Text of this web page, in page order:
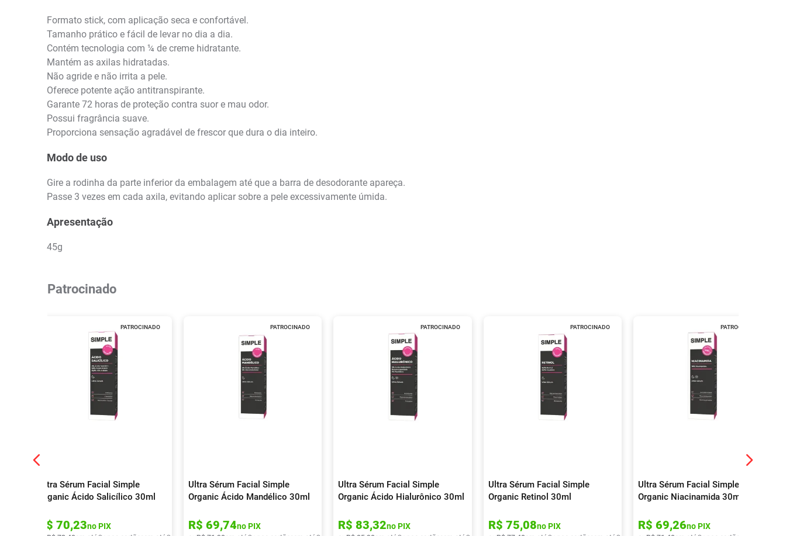
Formato stick, com aplicação seca e confortável.
Tamanho prático e fácil de levar no dia a dia.
Contém tecnologia com ¼ de creme hidratante.
Mantém as axilas hidratadas.
Não agride e não irrita a pele.
Oferece potente ação antitranspirante.
Garante 72 horas de proteção contra suor e mau odor.
Possui fragrância suave.
Proporciona sensação agradável de frescor que dura o dia inteiro.
Modo de uso
Gire a rodinha da parte inferior da embalagem até que a barra de desodorante apareça.
Passe 3 vezes em cada axila, evitando aplicar sobre a pele excessivamente úmida.
Apresentação
45g
Patrocinado
PATROCINADO
Ultra Sérum Facial Simple
Organic Ácido Salicílico 30ml
R$ 70,23no PIX
PATROCINADO
Ultra Sérum Facial Simple
Organic Ácido Mandélico 30ml
R$ 69,74no PIX
PATROCINADO
Ultra Sérum Facial Simple
Organic Ácido Hialurônico 30ml
R$ 83,32no PIX
PATROCINADO
Ultra Sérum Facial Simple
Organic Retinol 30ml
R$ 75,08no PIX
PATROCINADO
Ultra Sérum Facial Simple
Organic Niacinamida 30ml
R$ 69,26no PIX